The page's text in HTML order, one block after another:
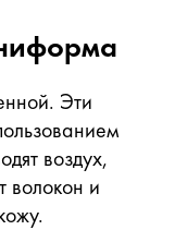
Эти
воздух,
волокон и